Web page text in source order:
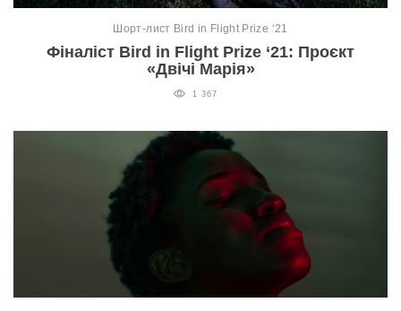
Шорт-лист Bird in Flight Prize ‘21
Фіналіст Bird in Flight Prize ‘21: Проєкт
«Двічі Марія»
1 367